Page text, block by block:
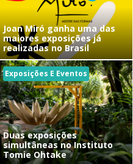
Joan Miró ganha uma das
maiores exposições já
realizadas no Brasil
Exposições E Eventos
Duas exposições
simultâneas no Instituto
Tomie Ohtake